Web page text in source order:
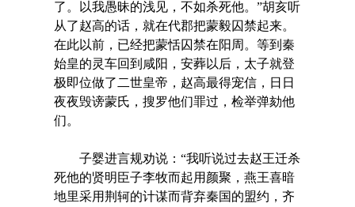
了。以我愚昧的浅见，不如杀死他。”胡亥听
从了赵高的话，就在代郡把蒙毅囚禁起来。
在此以前，已经把蒙恬囚禁在阳周。等到秦
始皇的灵车回到咸阳，安葬以后，太子就登
极即位做了二世皇帝，赵高最得宠信，日日
夜夜毁谤蒙氏，搜罗他们罪过，检举弹劾他
们。
子婴进言规劝说：“我听说过去赵王迁杀
死他的贤明臣子李牧而起用颜聚，燕王喜暗
地里采用荆轲的计谋而背弃秦国的盟约，齐